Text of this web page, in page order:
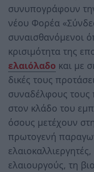
συνυπογράφουν
νέου Φορέα
συναισθανόμενοι
κρισιμότητα της
ελαιόλαδο και με
δικές τους
συναδέλφους τους
στον κλάδο του
όσους μετέχουν
πρωτογενή
ελαιουργούς, τη